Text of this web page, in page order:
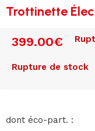
Trottinette
399.00€
Rupture de stock
dont éco-part. :